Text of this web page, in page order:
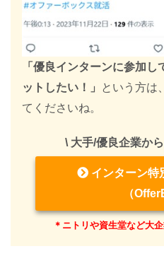
「優良インターンに参加
ットしたい！」
という方は
てくださいね。
\ 大手/優良企業か
インターン特
（
＊ニトリや資生堂など大